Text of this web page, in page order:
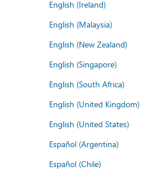
English (Ireland)
English (Malaysia)
English (New Zealand)
English (Singapore)
English (South Africa)
English (United Kingdom)
English (United States)
Español (Argentina)
Español (Chile)